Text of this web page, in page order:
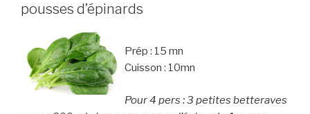
pousses d’épinards
Prép : 15 mn
Cuisson : 10mn
Pour 4 pers : 3 petites betteraves